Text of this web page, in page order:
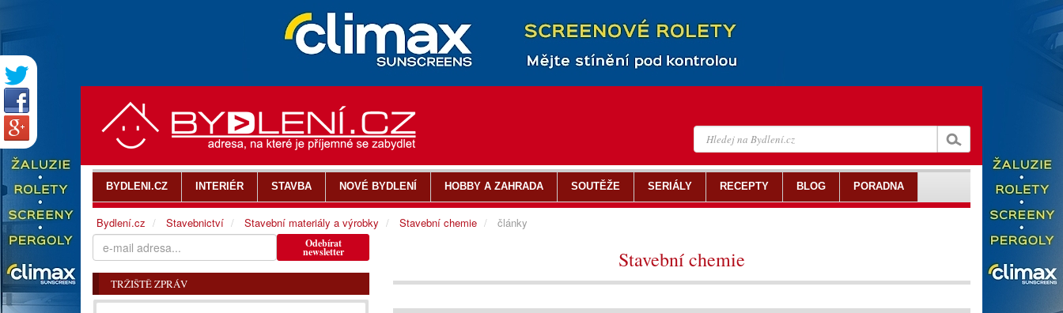
Stavební chemie
Odebírat
newsletter
TRŽIŠTĚ ZPRÁV
BYDLENI.CZ INTERIÉR STAVBA NOVÉ BYDLENÍ HOBBY A ZAHRADA SOUTĚŽE SERIÁLY RECEPTY BLOG PORADNA
Bydlení.cz Stavebnictví Stavební materiály a výrobky Stavební chemie články